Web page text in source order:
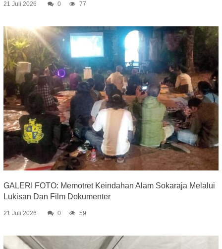
21 Juli 2026 0 77
GALERI FOTO: Memotret Keindahan Alam Sokaraja Melalui
Lukisan Dan Film Dokumenter
21 Juli 2026 0 59